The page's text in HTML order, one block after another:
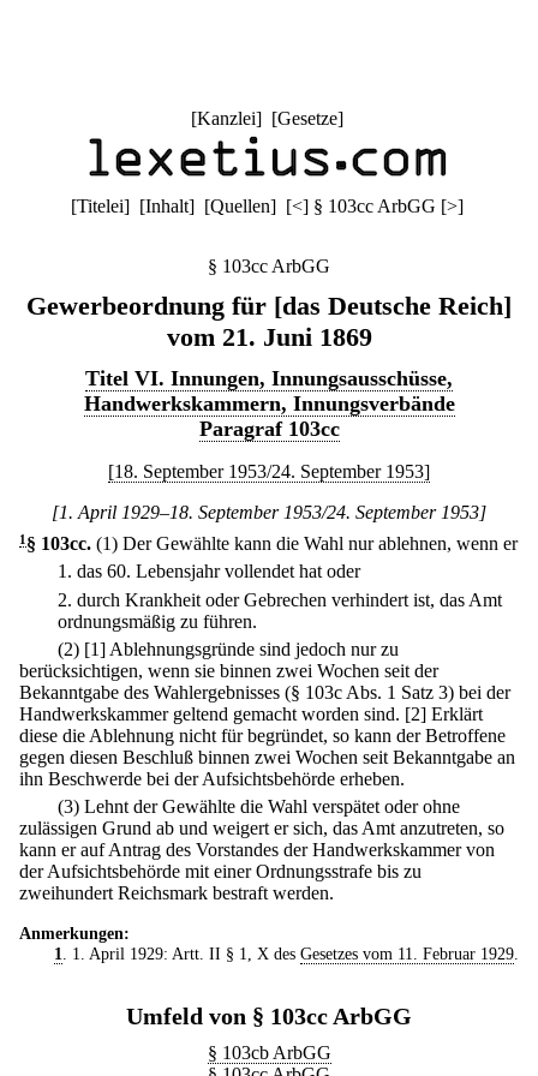
[Kanzlei] [Gesetze]
[Titelei] [Inhalt] [Quellen] [<] § 103cc ArbGG [>]
§ 103cc ArbGG
Gewerbeordnung für [das Deutsche Reich]
vom 21. Juni 1869
Titel VI. Innungen, Innungsausschüsse,
Handwerkskammern, Innungsverbände
Paragraf 103cc
[18. September 1953/24. September 1953]
[1. April 1929–18. September 1953/24. September 1953]
1 § 103cc. (1) Der Gewählte kann die Wahl nur ablehnen, wenn er
1. das 60. Lebensjahr vollendet hat oder
2. durch Krankheit oder Gebrechen verhindert ist, das Amt
ordnungsmäßig zu führen.
(2) [1] Ablehnungsgründe sind jedoch nur zu
berücksichtigen, wenn sie binnen zwei Wochen seit der
Bekanntgabe des Wahlergebnisses (§ 103c Abs. 1 Satz 3) bei der
Handwerkskammer geltend gemacht worden sind. [2] Erklärt
diese die Ablehnung nicht für begründet, so kann der Betroffene
gegen diesen Beschluß binnen zwei Wochen seit Bekanntgabe an
ihn Beschwerde bei der Aufsichtsbehörde erheben.
(3) Lehnt der Gewählte die Wahl verspätet oder ohne
zulässigen Grund ab und weigert er sich, das Amt anzutreten, so
kann er auf Antrag des Vorstandes der Handwerkskammer von
der Aufsichtsbehörde mit einer Ordnungsstrafe bis zu
zweihundert Reichsmark bestraft werden.
Anmerkungen:
1
. 1. April 1929: Artt. II § 1, X des Gesetzes vom 11. Februar 1929.
Umfeld von § 103cc ArbGG
§ 103cb ArbGG